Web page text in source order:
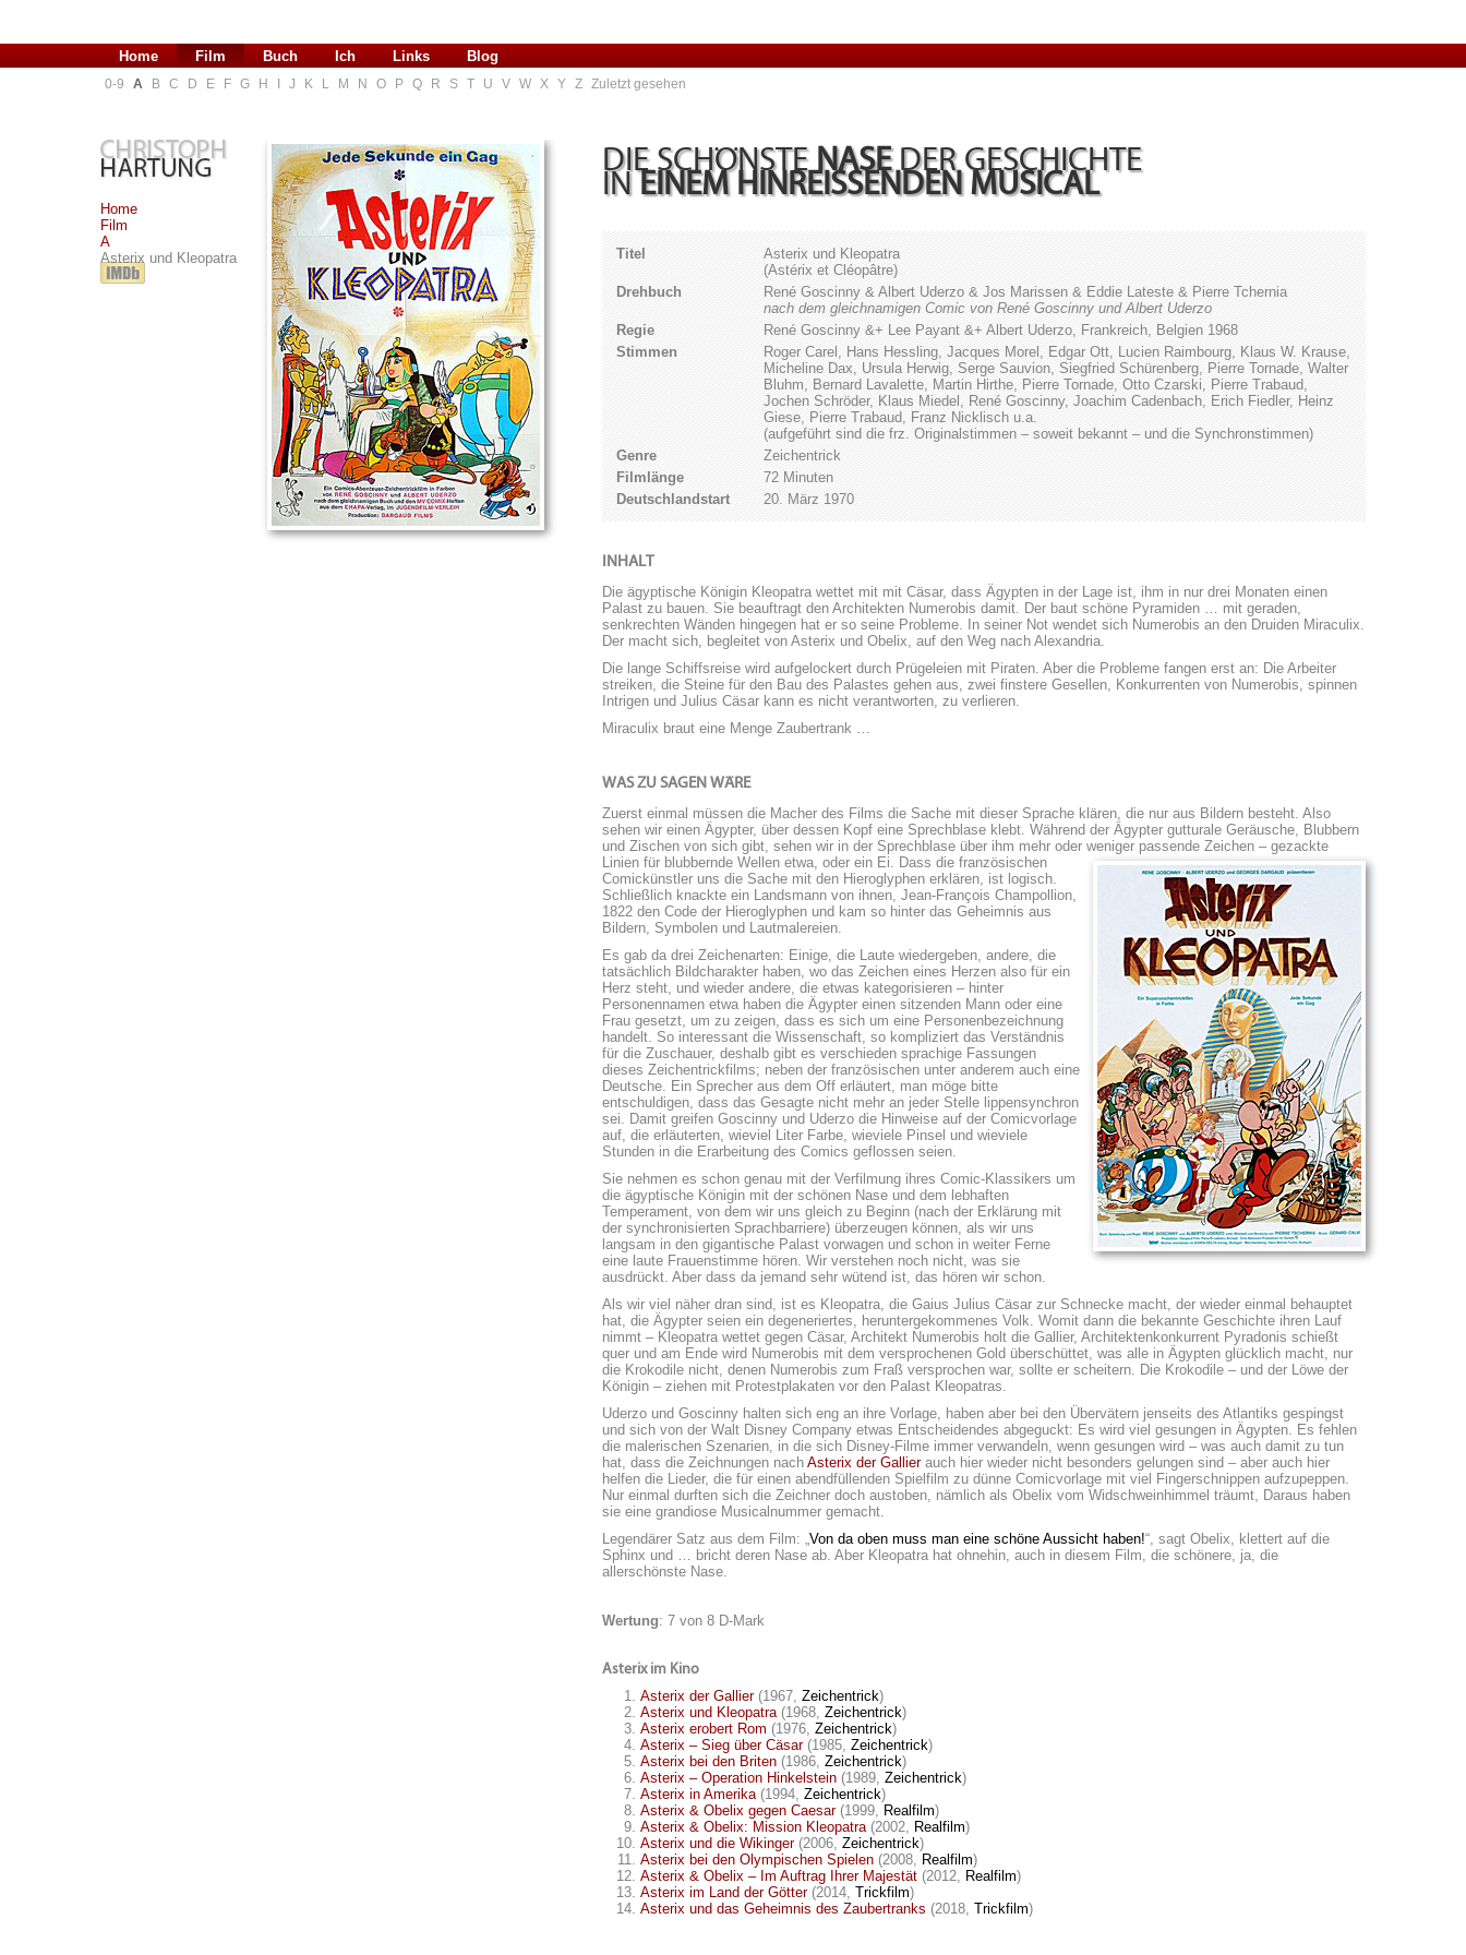
Home Film Buch Ich Links Blog
0-9 A B C D E F G H J K L M N O P Q R S T U V W X Y Z Zuletzt gesehen
Home
Film
A
Asterix und Kleopatra
DIE SCHÖNSTENASEDER GESCHICHTE
IN EINEM HINREISSENDEN MUSICAL
Titel
Asterix und Kleopatra
(Astérix et Cléopâtre)
Drehbuch
René Goscinny & Albert Uderzo & Jos Marissen & Eddie Lateste & Pierre Tchernia
nach dem gleichnamigen Comic von René Goscinny und Albert Uderzo
Regie
René Goscinny &+ Lee Payant &+ Albert Uderzo, Frankreich, Belgien 1968
Stimmen
Roger Carel, Hans Hessling, Jacques Morel, Edgar Ott, Lucien Raimbourg, Klaus W. Krause,
Micheline Dax, Ursula Herwig, Serge Sauvion, Siegfried Schürenberg, Pierre Tornade, Walter
Bluhm, Bernard Lavalette, Martin Hirthe, Pierre Tornade, Otto Czarski, Pierre Trabaud,
Jochen Schröder, Klaus Miedel, René Goscinny, Joachim Cadenbach, Erich Fiedler, Heinz
Giese, Pierre Trabaud, Franz Nicklisch u.a.
(aufgeführt sind die frz. Originalstimmen – soweit bekannt – und die Synchronstimmen)
Genre
Zeichentrick
Filmlänge
72 Minuten
Deutschlandstart
20. März 1970
INHALT
Die ägyptische Königin Kleopatra wettet mit mit Cäsar, dass Ägypten in der Lage ist, ihm in nur drei Monaten einen
Palast zu bauen. Sie beauftragt den Architekten Numerobis damit. Der baut schöne Pyramiden … mit geraden,
senkrechten Wänden hingegen hat er so seine Probleme. In seiner Not wendet sich Numerobis an den Druiden Miraculix.
Der macht sich, begleitet von Asterix und Obelix, auf den Weg nach Alexandria.
Die lange Schiffsreise wird aufgelockert durch Prügeleien mit Piraten. Aber die Probleme fangen erst an: Die Arbeiter
streiken, die Steine für den Bau des Palastes gehen aus, zwei finstere Gesellen, Konkurrenten von Numerobis, spinnen
Intrigen und Julius Cäsar kann es nicht verantworten, zu verlieren.
Miraculix braut eine Menge Zaubertrank …
WAS ZU SAGEN WÄRE
Zuerst einmal müssen die Macher des Films die Sache mit dieser Sprache klären, die nur aus Bildern besteht. Also
sehen wir einen Ägypter, über dessen Kopf eine Sprechblase klebt. Während der Ägypter gutturale Geräusche, Blubbern
und Zischen von sich gibt, sehen wir in der Sprechblase über ihm mehr oder weniger passende Zeichen – gezackte
Linien für blubbernde Wellen etwa, oder ein Ei. Dass die französischen
Comickünstler uns die Sache mit den Hieroglyphen erklären, ist logisch.
Schließlich knackte ein Landsmann von ihnen, Jean-François Champollion,
1822 den Code der Hieroglyphen und kam so hinter das Geheimnis aus
Bildern, Symbolen und Lautmalereien.
Es gab da drei Zeichenarten: Einige, die Laute wiedergeben, andere, die
tatsächlich Bildcharakter haben, wo das Zeichen eines Herzen also für ein
Herz steht, und wieder andere, die etwas kategorisieren – hinter
Personennamen etwa haben die Ägypter einen sitzenden Mann oder eine
Frau gesetzt, um zu zeigen, dass es sich um eine Personenbezeichnung
handelt. So interessant die Wissenschaft, so kompliziert das Verständnis
für die Zuschauer, deshalb gibt es verschieden sprachige Fassungen
dieses Zeichentrickfilms; neben der französischen unter anderem auch eine
Deutsche. Ein Sprecher aus dem Off erläutert, man möge bitte
entschuldigen, dass das Gesagte nicht mehr an jeder Stelle lippensynchron
sei. Damit greifen Goscinny und Uderzo die Hinweise auf der Comicvorlage
auf, die erläuterten, wieviel Liter Farbe, wieviele Pinsel und wieviele
Stunden in die Erarbeitung des Comics geflossen seien.
Sie nehmen es schon genau mit der Verfilmung ihres Comic-Klassikers um
die ägyptische Königin mit der schönen Nase und dem lebhaften
Temperament, von dem wir uns gleich zu Beginn (nach der Erklärung mit
der synchronisierten Sprachbarriere) überzeugen können, als wir uns
langsam in den gigantische Palast vorwagen und schon in weiter Ferne
eine laute Frauenstimme hören. Wir verstehen noch nicht, was sie
ausdrückt. Aber dass da jemand sehr wütend ist, das hören wir schon.
Als wir viel näher dran sind, ist es Kleopatra, die Gaius Julius Cäsar zur Schnecke macht, der wieder einmal behauptet
hat, die Ägypter seien ein degeneriertes, heruntergekommenes Volk. Womit dann die bekannte Geschichte ihren Lauf
nimmt – Kleopatra wettet gegen Cäsar, Architekt Numerobis holt die Gallier, Architektenkonkurrent Pyradonis schießt
quer und am Ende wird Numerobis mit dem versprochenen Gold überschüttet, was alle in Ägypten glücklich macht, nur
die Krokodile nicht, denen Numerobis zum Fraß versprochen war, sollte er scheitern. Die Krokodile – und der Löwe der
Königin – ziehen mit Protestplakaten vor den Palast Kleopatras.
Uderzo und Goscinny halten sich eng an ihre Vorlage, haben aber bei den Übervätern jenseits des Atlantiks gespingst
und sich von der Walt Disney Company etwas Entscheidendes abgeguckt: Es wird viel gesungen in Ägypten. Es fehlen
die malerischen Szenarien, in die sich Disney-Filme immer verwandeln, wenn gesungen wird – was auch damit zu tun
hat, dass die Zeichnungen nach Asterix der Gallierauch hier wieder nicht besonders gelungen sind – aber auch hier
helfen die Lieder, die für einen abendfüllenden Spielfilm zu dünne Comicvorlage mit viel Fingerschnippen aufzupeppen.
Nur einmal durften sich die Zeichner doch austoben, nämlich als Obelix vom Widschweinhimmel träumt, Daraus haben
sie eine grandiose Musicalnummer gemacht.
Legendärer Satz aus dem Film: „Von da oben muss man eine schöne Aussicht haben!“, sagt Obelix, klettert auf die
Sphinx und … bricht deren Nase ab. Aber Kleopatra hat ohnehin, auch in diesem Film, die schönere, ja, die
allerschönste Nase.
Wertung: 7 von 8 D-Mark
Asterix im Kino
Asterix der Gallier(1967, Zeichentrick)
Asterix und Kleopatra(1968, Zeichentrick)
Asterix erobert Rom (1976, Zeichentrick)
Asterix – Sieg über Cäsar(1985, Zeichentrick)
Asterix bei den Briten (1986, Zeichentrick)
Asterix – Operation Hinkelstein (1989, Zeichentrick)
Asterix in Amerika(1994, Zeichentrick)
Asterix & Obelix gegen Caesar(1999, Realfilm)
Asterix & Obelix: Mission Kleopatra(2002, Realfilm)
Asterix und die Wikinger(2006, Zeichentrick)
Asterix bei den Olympischen Spielen (2008, Realfilm)
Asterix & Obelix – Im Auftrag Ihrer Majestät (2012, Realfilm)
Asterix im Land der Götter(2014, Trickfilm)
Asterix und das Geheimnis des Zaubertranks (2018, Trickfilm)